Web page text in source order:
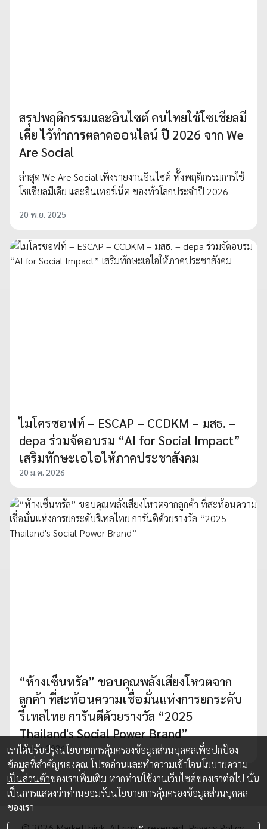
สรุปพฤติกรรมและอินไซต์ คนไทยใช้โซเชียลมี
เดีย ไว้ทำการตลาดออนไลน์ ปี 2026 จาก We
Are Social
ล่าสุด We Are Social เพิ่งรายงานอินไซต์ ทั้งพฤติกรรมการใช้
โซเชียลมีเดีย และอินเทอร์เน็ต ของทั่วโลกประจำปี 2026
20 พ.ย. 2025
ไมโครซอฟท์ – ESCAP – CCDKM – มสธ. –
depa ร่วมจัดอบรม “AI for Social Impact”
เสริมทักษะเอไอให้ภาคประชาสังคม
20 ม.ค. 2026
“ห้างเซ็นทรัล” ขอบคุณพลังเสียงโหวตจาก
ลูกค้า ที่สะท้อนความเชื่อมั่นแห่งการยกระดับ
รีเทลไทย การันตีด้วยรางวัล “2025
Thailand's Social Power Brand”
30 ม.ค. 2026
เราได้ปรับปรุงนโยบายการคุ้มครองข้อมูลส่วนบุคคลเพื่อปกป้อง
ข้อมูลที่สำคัญของคุณ โปรดอ่านและทำความเข้าใจนโยบายความ
เป็นส่วนตัวของเราเพิ่มเติม หากท่านใช้งานเว็บไซต์ของเราต่อไป นั่น
เป็นการแสดงว่าท่านยอมรับนโยบายการคุ้มครองข้อมูลส่วนบุคคล
ของเรา